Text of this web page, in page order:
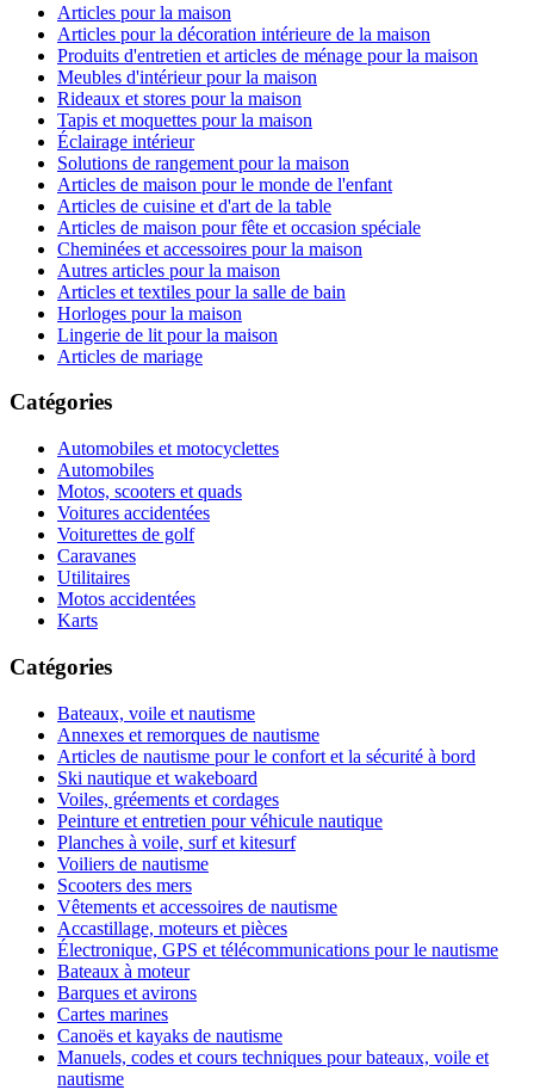
Articles pour la maison
Articles pour la décoration intérieure de la maison
Produits d'entretien et articles de ménage pour la maison
Meubles d'intérieur pour la maison
Rideaux et stores pour la maison
Tapis et moquettes pour la maison
Éclairage intérieur
Solutions de rangement pour la maison
Articles de maison pour le monde de l'enfant
Articles de cuisine et d'art de la table
Articles de maison pour fête et occasion spéciale
Cheminées et accessoires pour la maison
Autres articles pour la maison
Articles et textiles pour la salle de bain
Horloges pour la maison
Lingerie de lit pour la maison
Articles de mariage
Catégories
Automobiles et motocyclettes
Automobiles
Motos, scooters et quads
Voitures accidentées
Voiturettes de golf
Caravanes
Utilitaires
Motos accidentées
Karts
Catégories
Bateaux, voile et nautisme
Annexes et remorques de nautisme
Articles de nautisme pour le confort et la sécurité à bord
Ski nautique et wakeboard
Voiles, gréements et cordages
Peinture et entretien pour véhicule nautique
Planches à voile, surf et kitesurf
Voiliers de nautisme
Scooters des mers
Vêtements et accessoires de nautisme
Accastillage, moteurs et pièces
Électronique, GPS et télécommunications pour le nautisme
Bateaux à moteur
Barques et avirons
Cartes marines
Canoës et kayaks de nautisme
Manuels, codes et cours techniques pour bateaux, voile et
nautisme